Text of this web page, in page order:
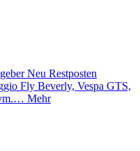
Neu Restposten
Fly Beverly, Vespa GTS,
Mehr